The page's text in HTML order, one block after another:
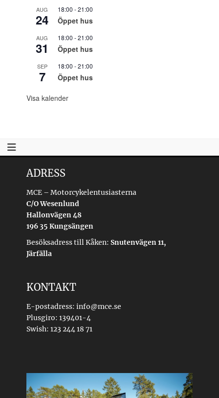
AUG
24
18:00 -21:00
Öppet hus
AUG
31
18:00 -21:00
Öppet hus
SEP
7
18:00 -21:00
Öppet hus
Visa kalender
ADRESS
MCE – Motorcykelentusiasterna
C/O Wesenlund
Hallonvägen 48
196 35 Kungsängen
Besöksadress till Kåken: Snutenvägen 11,
Järfälla
KONTAKT
E-postadress: info@mce.se
Plusgiro: 139401-4
Swish: 123 244 18 71